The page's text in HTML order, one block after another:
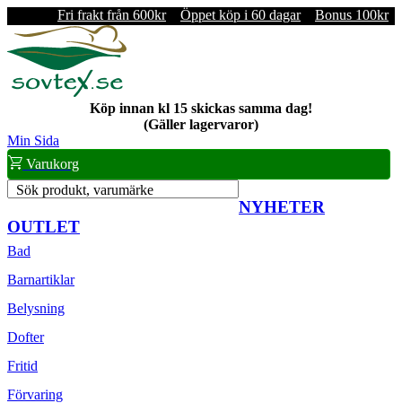
Fri frakt från 600kr Öppet köp i 60 dagar Bonus 100kr
Köp innan kl 15 skickas samma dag!
(Gäller lagervaror)
Min Sida
Varukorg
Sök produkt, varumärke
NYHETER
OUTLET
Bad
Barnartiklar
Belysning
Dofter
Fritid
Förvaring